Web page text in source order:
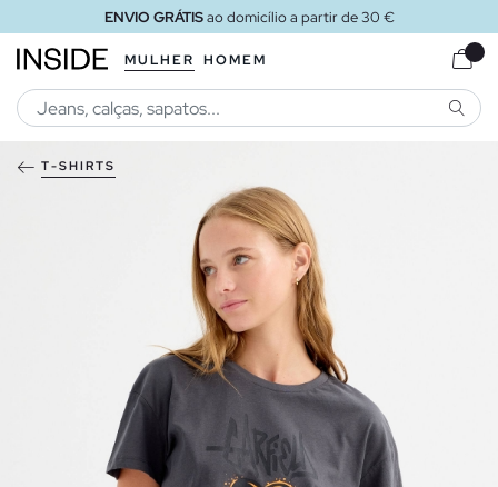
ENVIO GRÁTISao domicílio a partir de 30 €
MULHER HOMEM
T-SHIRTS